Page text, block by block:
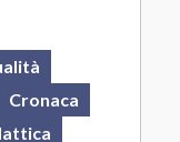
Cronaca